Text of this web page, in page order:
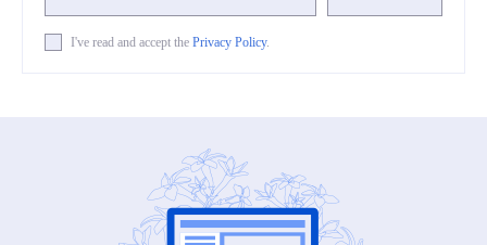
I've read and accept the Privacy Policy.